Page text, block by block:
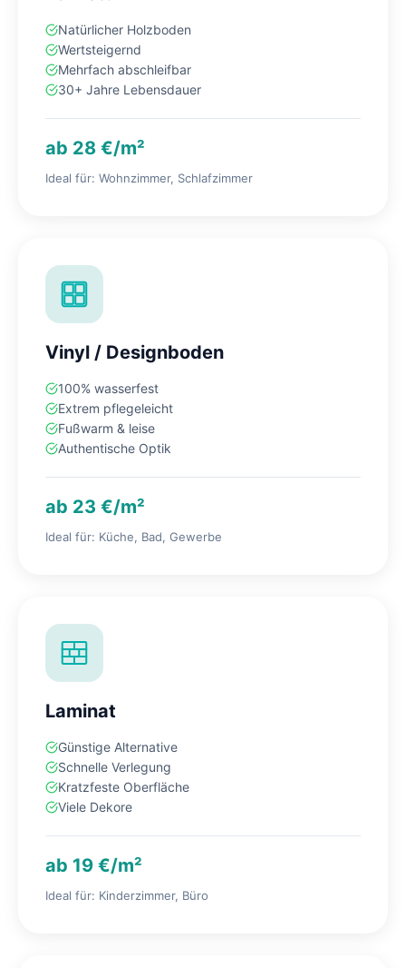
Natürlicher Holzboden
Wertsteigernd
Mehrfach abschleifbar
30+ Jahre Lebensdauer
ab 28 €/m²
Ideal für: Wohnzimmer, Schlafzimmer
Vinyl / Designboden
100% wasserfest
Extrem pflegeleicht
Fußwarm & leise
Authentische Optik
ab 23 €/m²
Ideal für: Küche, Bad, Gewerbe
Laminat
Günstige Alternative
Schnelle Verlegung
Kratzfeste Oberfläche
Viele Dekore
ab 19 €/m²
Ideal für: Kinderzimmer, Büro